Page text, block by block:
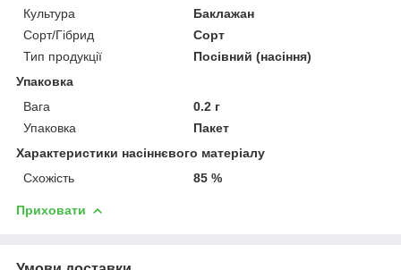
Культура
Баклажан
Сорт/Гібрид
Сорт
Тип продукції
Посівний (насіння)
Упаковка
Вага
0.2 г
Упаковка
Пакет
Характеристики насіннєвого матеріалу
Схожість
85 %
Приховати